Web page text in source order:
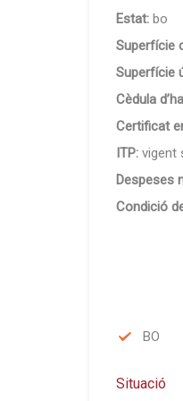
Estat: bo
Superfície
Superfície
Cèdula
Certificat
ITP: vigent
Despeses
Condició
BO
Situació